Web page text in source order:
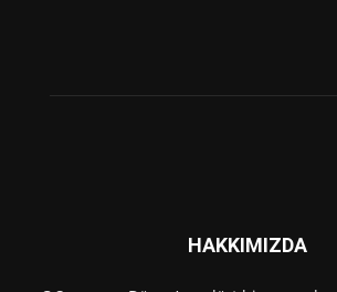
HAKKIMIZDA